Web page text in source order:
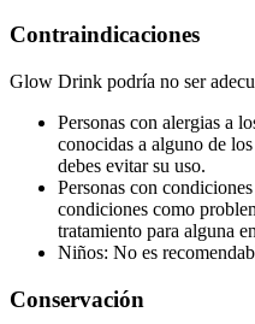
Contraindicaciones
Glow Drink podría no ser
Personas con alergias a
conocidas a alguno de
debes evitar su uso.
Personas con
condiciones como
tratamiento para alguna
Niños: No es
Conservación